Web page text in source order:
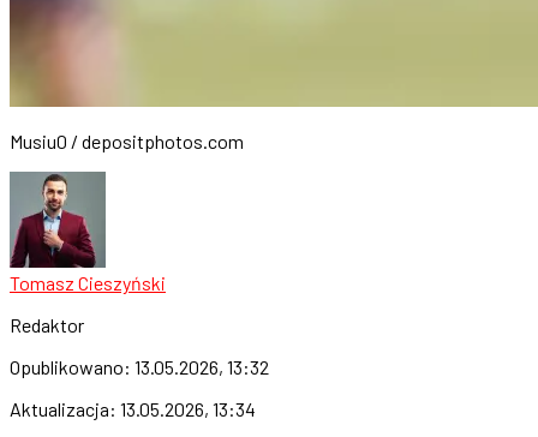
Musiu0 / depositphotos.com
Tomasz Cieszyński
Redaktor
Opublikowano: 13.05.2026, 13:32
Aktualizacja: 13.05.2026, 13:34